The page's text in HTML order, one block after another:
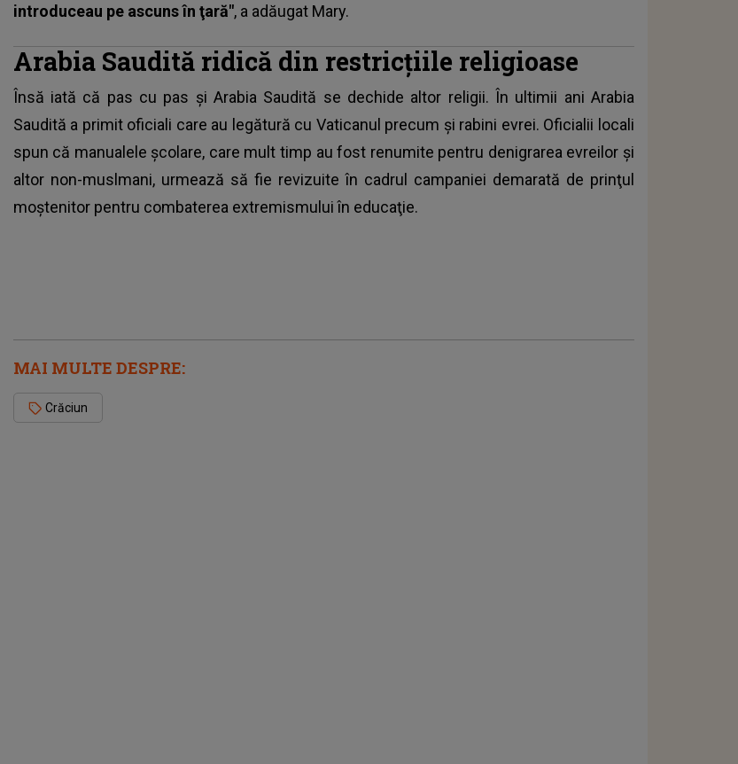
introduceau pe ascuns în ţară", a adăugat Mary.
Arabia Saudită ridică din restricțiile religioase
Însă iată că pas cu pas și Arabia Saudită se dechide altor religii. În ultimii ani Arabia
Saudită a primit oficiali care au legătură cu Vaticanul precum şi rabini evrei. Oficialii locali
spun că manualele şcolare, care mult timp au fost renumite pentru denigrarea evreilor şi
altor non-muslmani, urmează să fie revizuite în cadrul campaniei demarată de prinţul
moştenitor pentru combaterea extremismului în educaţie.
MAI MULTE DESPRE:
Crăciun